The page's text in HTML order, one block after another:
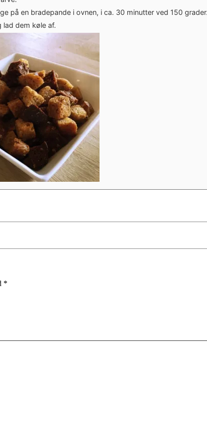
på en bradepande i ovnen, i ca. 30 minutter ved 150
lad dem køle af.
*